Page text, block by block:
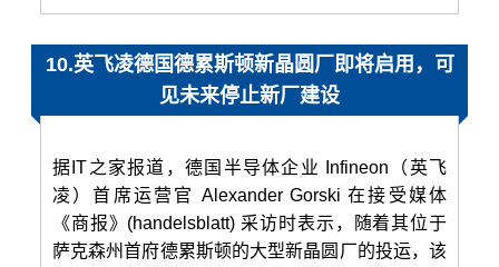
10.英飞凌德国德累斯顿新晶圆厂即将启用，可
见未来停止新厂建设
据IT之家报道，德国半导体企业 Infineon（英飞
凌）首席运营官 Alexander Gorski 在接受媒体
《商报》(handelsblatt) 采访时表示，随着其位于
萨克森州首府德累斯顿的大型新晶圆厂的投运，该